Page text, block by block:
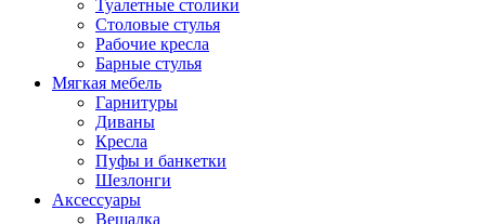
Туалетные столики
Столовые стулья
Рабочие кресла
Барные стулья
Мягкая мебель
Гарнитуры
Диваны
Кресла
Пуфы и банкетки
Шезлонги
Аксессуары
Вешалка